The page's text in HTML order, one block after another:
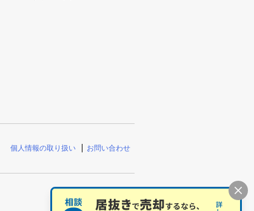
個人情報の取り扱い
お問い合わせ